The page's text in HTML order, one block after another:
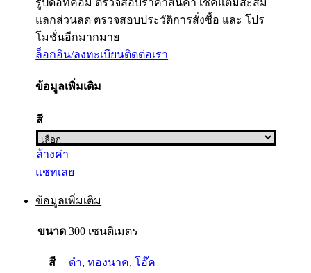
รูปดอทคอม ตรวจสอบราคาสินค้า เช็คแต้มสะสม
แลกส่วนลด ตรวจสอบประวัติการสั่งซื้อ และ โปร
โมชั่นอีกมากมาย
ล็อกอิน/ลงทะเบียนติดต่อเรา
ข้อมูลเพิ่มเติม
สี
ล้างค่า
แชทเลย
ข้อมูลเพิ่มเติม
ขนาด 300 เซนติเมตร
สี ดำ,ทองนาค,โอ๊ค